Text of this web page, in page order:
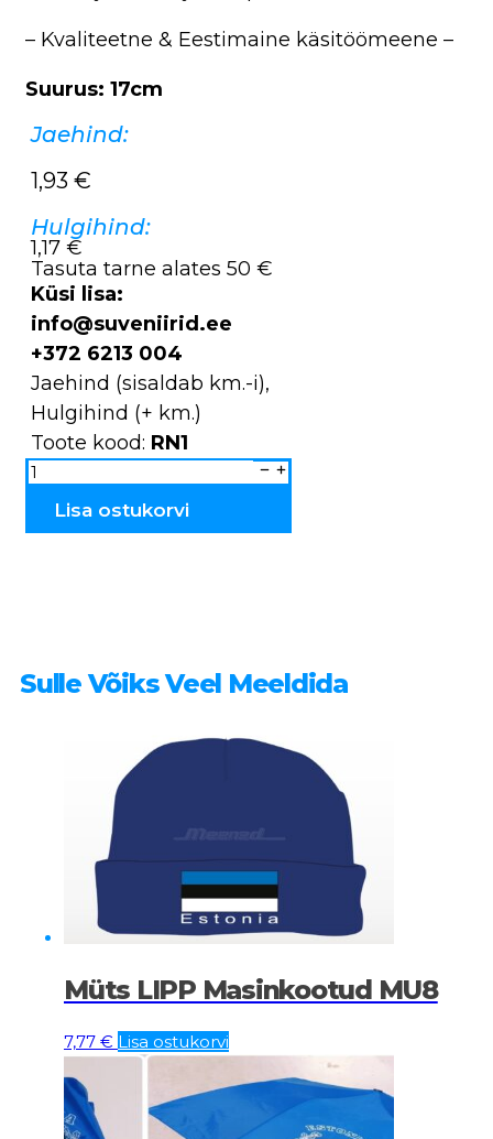
– Kvaliteetne & Eestimaine käsitöömeene –
Suurus: 17cm
Jaehind:
1,93 €
Hulgihind:
1,17 €
Tasuta tarne alates 50 €
Küsi lisa:
info@suveniirid.ee
+372 6213 004
Jaehind (sisaldab km.-i),
Hulgihind (+ km.)
Toote kood: RN1
Võinoad
põletatud
Estonia
kogus
Lisa ostukorvi
Sulle Võiks Veel Meeldida
Müts LIPP Masinkootud MU8
7,77 € Lisa ostukorvi